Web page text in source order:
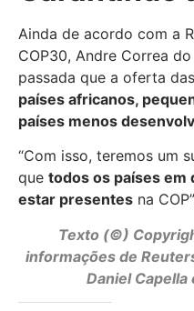
Ainda de acordo com a
COP30, Andre Correa
passada que a oferta
países africanos,
países menos
“Com isso, teremos um
que todos os países em
estar presentes na
Texto (©)
informações de
Daniel Capella